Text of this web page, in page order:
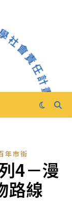
年市街
4－漫
路線